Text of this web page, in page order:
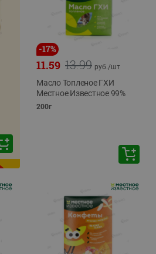
-17%
13.99
11.59 руб./шт
Масло Топленое ГХИ
Местное Известное 99%
200г